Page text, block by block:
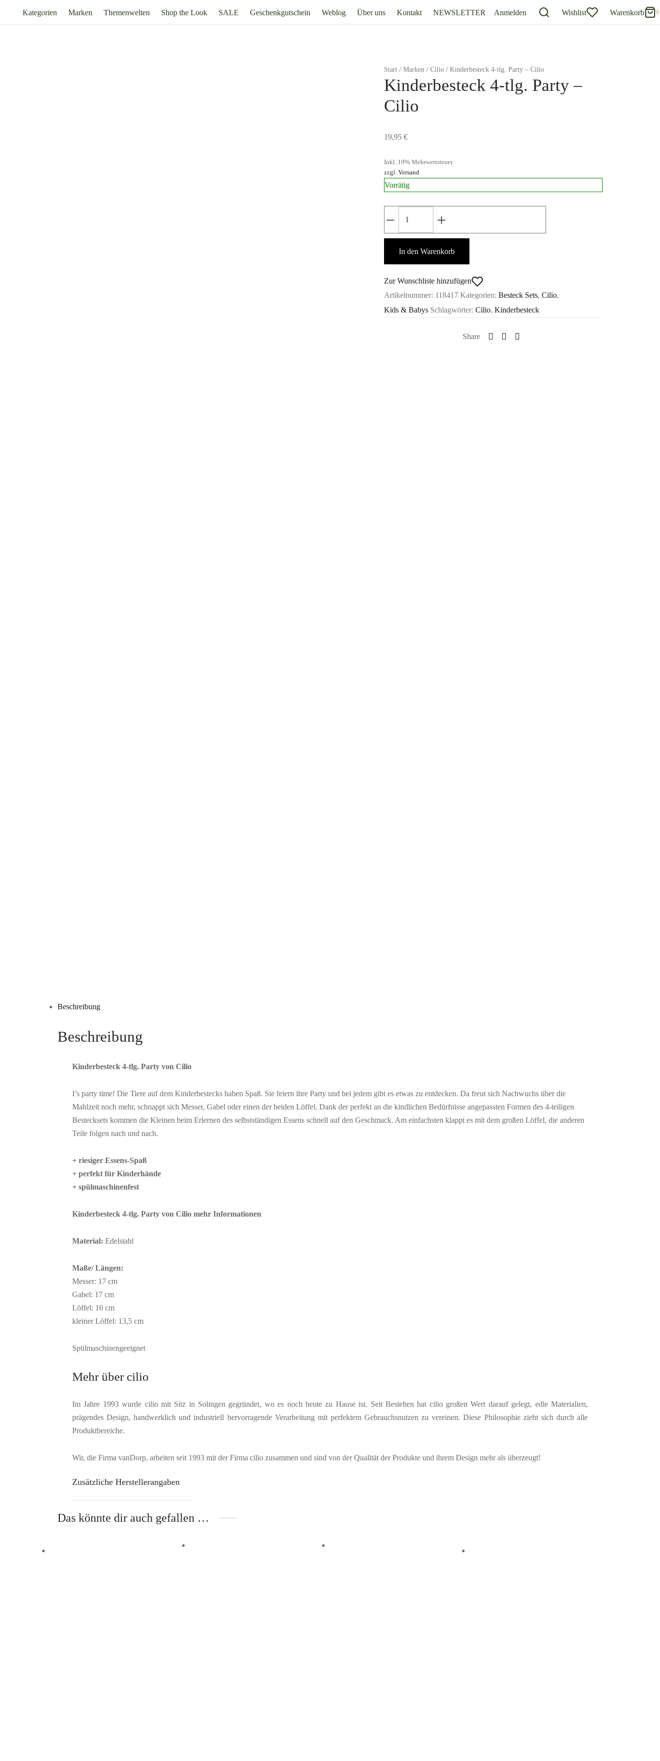
Kategorien Marken Themenwelten Shop the Look SALE Geschenkgutschein Weblog Über uns Kontakt NEWSLETTER Anmelden Wishlist Warenkorb 0
Start / Marken / Cilio /Kinderbesteck 4-tlg. Party – Cilio
Kinderbesteck 4-tlg. Party –
Cilio
19,95 €
Inkl. 19% Mehrwertsteuer
zzgl. Versand
Vorrätig
tlg.
Party
-
Cilio
Menge
In den Warenkorb
Zur Wunschliste hinzufügen
Artikelnummer: 118417 Kategorien: Besteck Sets, Cilio,
Kids & Babys Schlagwörter: Cilio, Kinderbesteck
Share
Beschreibung
Beschreibung
Kinderbesteck 4-tlg. Party von Cilio
I’s party time! Die Tiere auf dem Kinderbestecks haben Spaß. Sie feiern ihre Party und bei jedem gibt es etwas zu entdecken. Da freut sich Nachwuchs über die
Mahlzeit noch mehr, schnappt sich Messer, Gabel oder einen der beiden Löffel. Dank der perfekt an die kindlichen Bedürfnisse angepassten Formen des 4-teiligen
Bestecksets kommen die Kleinen beim Erlernen des selbstständigen Essens schnell auf den Geschmack. Am einfachsten klappt es mit dem großen Löffel, die anderen
Teile folgen nach und nach.
+ riesiger Essens-Spaß
+ perfekt für Kinderhände
+ spülmaschinenfest
Kinderbesteck 4-tlg. Party von Cilio mehr Informationen
Material: Edelstahl
Maße/ Längen:
Messer: 17 cm
Gabel: 17 cm
Löffel: 16 cm
kleiner Löffel: 13,5 cm
Spülmaschinengeeignet
Mehr über cilio
Im Jahre 1993 wurde cilio mit Sitz in Solingen gegründet, wo es noch heute zu Hause ist. Seit Bestehen hat cilio großen Wert darauf gelegt, edle Materialien,
prägendes Design, handwerklich und industriell hervorragende Verarbeitung mit perfektem Gebrauchsnutzen zu vereinen. Diese Philosophie zieht sich durch alle
Produktbereiche.
Wir, die Firma vanDorp, arbeiten seit 1993 mit der Firma cilio zusammen und sind von der Qualität der Produkte und ihrem Design mehr als überzeugt!
Zusätzliche Herstellerangaben
Das könnte dir auch gefallen …
Warenkorb0
Es befinden sich keine Produkte im Warenkorb.